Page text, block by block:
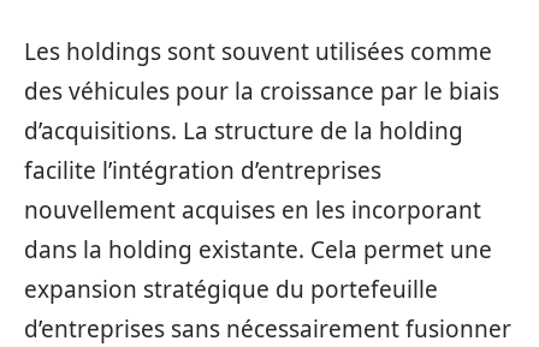
Les holdings sont souvent utilisées comme
des véhicules pour la croissance par le biais
d’acquisitions. La structure de la holding
facilite l’intégration d’entreprises
nouvellement acquises en les incorporant
dans la holding existante. Cela permet une
expansion stratégique du portefeuille
d’entreprises sans nécessairement fusionner